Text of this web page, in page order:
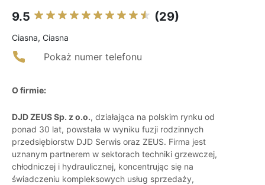
9.5 (29)
Ciasna, Ciasna
Pokaż numer telefonu
O firmie:
DJD ZEUS Sp. z o.o., działająca na polskim rynku od
ponad 30 lat, powstała w wyniku fuzji rodzinnych
przedsiębiorstw DJD Serwis oraz ZEUS. Firma jest
uznanym partnerem w sektorach techniki grzewczej,
chłodniczej i hydraulicznej, koncentrując się na
świadczeniu kompleksowych usług sprzedaży,